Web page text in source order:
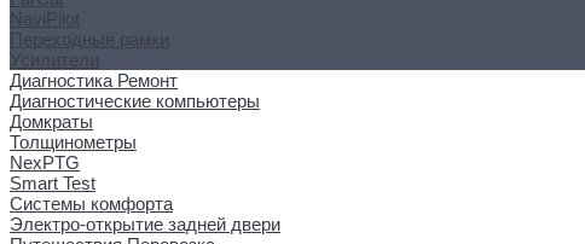
NaviPilot
Переходные рамки
Усилители
Диагностика Ремонт
Диагностические компьютеры
Домкраты
Толщинометры
NexPTG
Smart Test
Системы комфорта
Электро-открытие задней двери